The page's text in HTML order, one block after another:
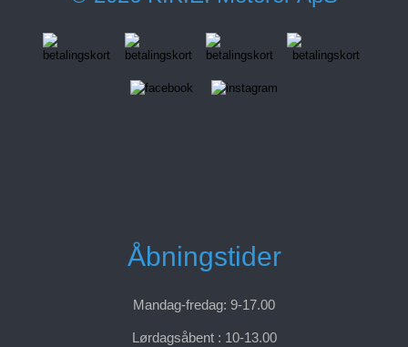
Åbningstider
Mandag-fredag: 9-17.00
Lørdagsåbent : 10-13.00